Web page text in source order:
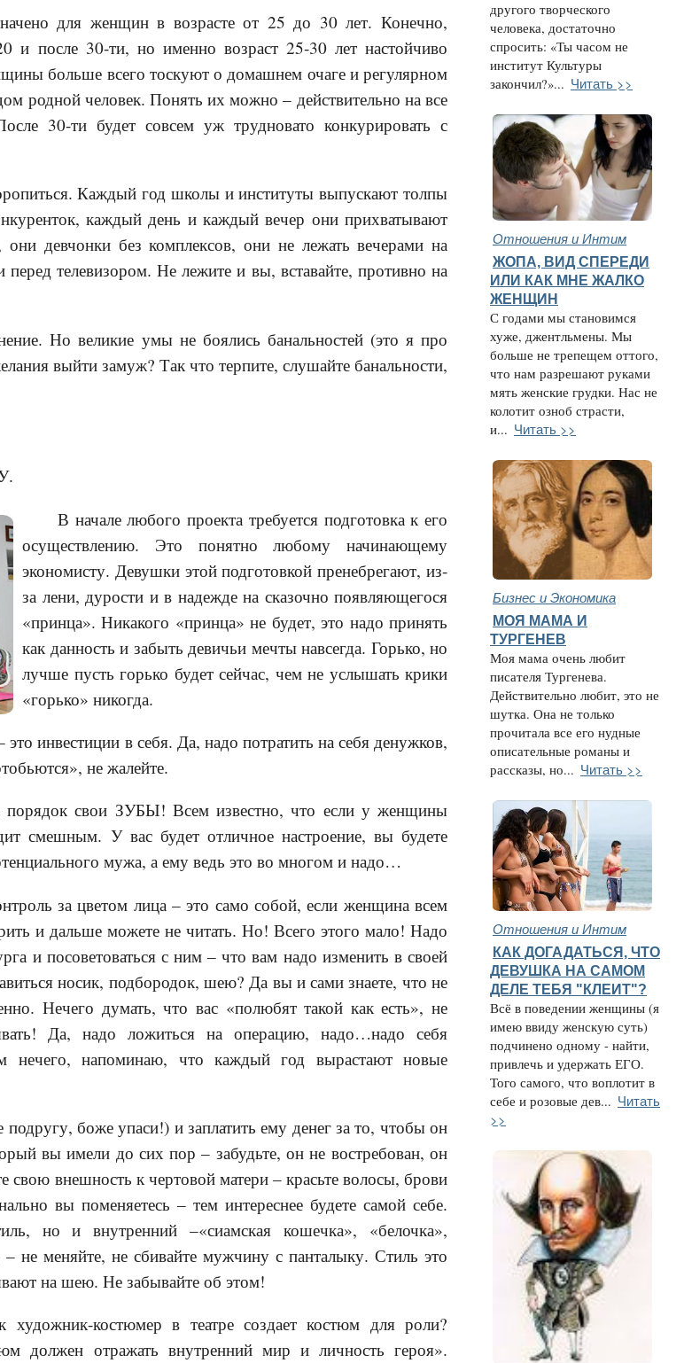
для женщин в возрасте от 25 до 30 лет. Конечно,
и после 30-ти, но именно возраст 25-30 лет настойчиво
больше всего тоскуют о домашнем очаге и регулярном
родной человек. Понять их можно – действительно на все
30-ти будет совсем уж трудновато конкурировать с
Каждый год школы и институты выпускают толпы
каждый день и каждый вечер они прихватывают
они девчонки без комплексов, они не лежать вечерами на
телевизором. Не лежите и вы, вставайте, противно на
Но великие умы не боялись банальностей (это я про
выйти замуж? Так что терпите, слушайте банальности,
В начале любого проекта требуется подготовка к его
осуществлению. Это понятно любому начинающему
экономисту. Девушки этой подготовкой пренебрегают, из-
за лени, дурости и в надежде на сказочно появляющегося
«принца». Никакого «принца» не будет, это надо принять
как данность и забыть девичьи мечты навсегда. Горько, но
лучше пусть горько будет сейчас, чем не услышать крики
«горько» никогда.
инвестиции в себя. Да, надо потратить на себя денужков,
не жалейте.
свои ЗУБЫ! Всем известно, что если у женщины
смешным. У вас будет отличное настроение, вы будете
мужа, а ему ведь это во многом и надо…
за цветом лица – это само собой, если женщина всем
и дальше можете не читать. Но! Всего этого мало! Надо
и посоветоваться с ним – что вам надо изменить в своей
носик, подбородок, шею? Да вы и сами знаете, что не
Нечего думать, что вас «полюбят такой как есть», не
Да, надо ложиться на операцию, надо…надо себя
нечего, напоминаю, что каждый год вырастают новые
боже упаси!) и заплатить ему денег за то, чтобы он
вы имели до сих пор – забудьте, он не востребован, он
свою внешность к чертовой матери – красьте волосы, брови
вы поменяетесь – тем интереснее будете самой себе.
но и внутренний –«сиамская кошечка», «белочка»,
не меняйте, не сбивайте мужчину с панталыку. Стиль это
на шею. Не забывайте об этом!
художник-костюмер в театре создает костюм для роли?
должен отражать внутренний мир и личность героя».
другого творческого
человека, достаточно
спросить: «Ты часом не
институт Культуры
закончил?»... Читать >>
Отношения и Интим
ЖОПА, ВИД СПЕРЕДИ
ИЛИ КАК МНЕ ЖАЛКО
ЖЕНЩИН
С годами мы становимся
хуже, джентльмены. Мы
больше не трепещем оттого,
что нам разрешают руками
мять женские грудки. Нас не
колотит озноб страсти,
и... Читать >>
Бизнес и Экономика
МОЯ МАМА И
ТУРГЕНЕВ
Моя мама очень любит
писателя Тургенева.
Действительно любит, это не
шутка. Она не только
прочитала все его нудные
описательные романы и
рассказы, но... Читать >>
Отношения и Интим
КАК ДОГАДАТЬСЯ, ЧТО
ДЕВУШКА НА САМОМ
ДЕЛЕ ТЕБЯ "КЛЕИТ"?
Всё в поведении женщины (я
имею ввиду женскую суть)
подчинено одному - найти,
привлечь и удержать ЕГО.
Того самого, что воплотит в
себе и розовые дев... Читать
>>